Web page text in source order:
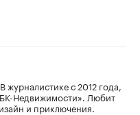
с 2012 года,
Недвижимости». Любит
и приключения.